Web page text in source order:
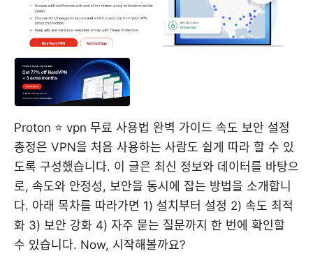
Proton ⭐ vpn 무료 사용법 완벽 가이드 속도 보안 설정
총정은 VPN을 처음 사용하는 사람도 쉽게 따라 할 수 있
도록 구성했습니다. 이 글은 최신 정보와 데이터를 바탕으
로, 속도와 안정성, 보안을 동시에 잡는 방법을 소개합니
다. 아래 목차를 따라가면 1) 설치부터 설정 2) 속도 최적
화 3) 보안 강화 4) 자주 묻는 질문까지 한 번에 확인할
수 있습니다. Now, 시작해볼까요?